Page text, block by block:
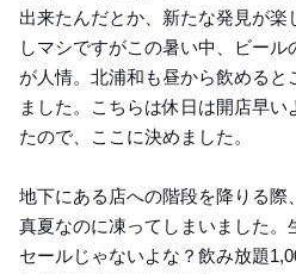
出来たんだとか、新たな発見が
しマシですがこの暑い中、ビー
が人情。北浦和も昼から飲めると
ました。こちらは休日は開店早
たので、ここに決めました。
地下にある店への階段を降りる際
真夏なのに凍ってしまいました
セールじゃないよな？飲み放題